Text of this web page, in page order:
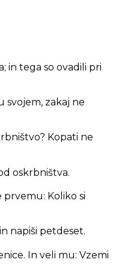
in tega so ovadili pri
svojem, zakaj ne
Kopati ne
oskrbništva.
prvemu: Koliko si
napiši petdeset.
In veli mu: Vzemi